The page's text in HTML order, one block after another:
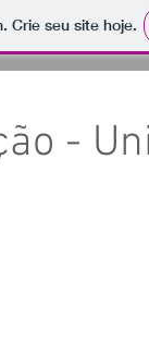
. Crie seu site hoje.
-